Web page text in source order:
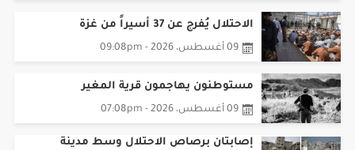
الاحتلال يُفرج عن 37 أسيراً من غزة
09 أغسطس، 2026 - 09:08pm
مستوطنون يهاجمون قرية المغير
09 أغسطس، 2026 - 07:08pm
إصابتان برصاص الاحتلال وسط مدينة